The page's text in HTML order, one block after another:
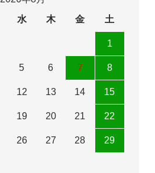
水 木 金 土
1
5 6 7 8
12 13 14 15
19 20 21 22
26 27 28 29